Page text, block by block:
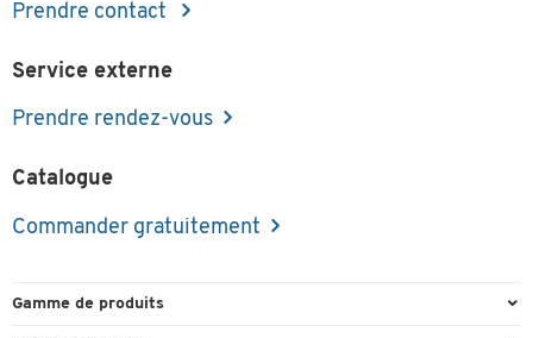
Prendre contact
Service externe
Prendre rendez-vous
Catalogue
Commander gratuitement
Gamme de produits